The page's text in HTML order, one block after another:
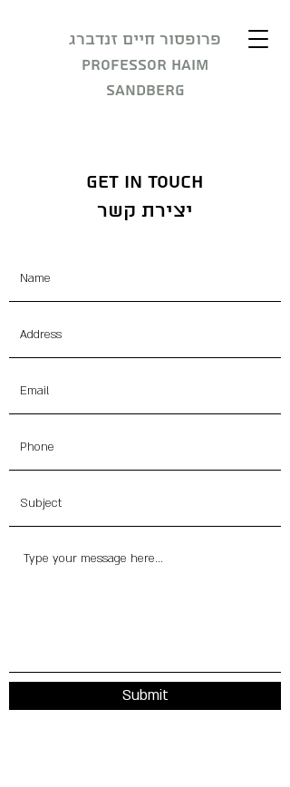
פרופסור חיים זנדברג
Professor Haim
Sandberg
Get in Touch
יצירת קשר
Submit